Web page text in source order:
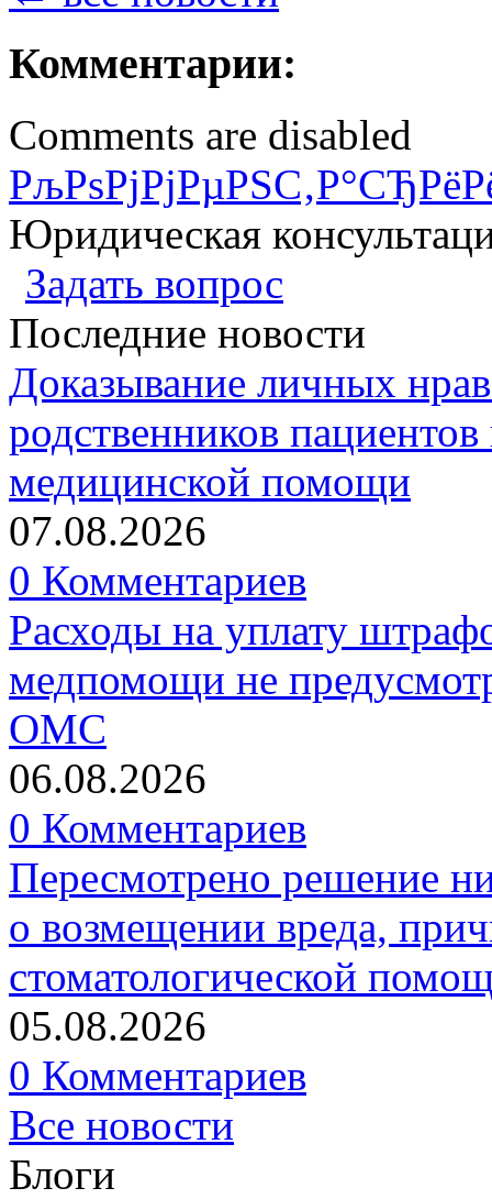
Комментарии:
Comments are disabled
Юридическая
Задать вопрос
Последние новости
Доказывание личных
родственников
медицинской помощи
07.08.2026
0 Комментариев
Расходы на уплату
медпомощи не
ОМС
06.08.2026
0 Комментариев
Пересмотрено решение
о возмещении вреда,
стоматологической
05.08.2026
0 Комментариев
Все новости
Блоги